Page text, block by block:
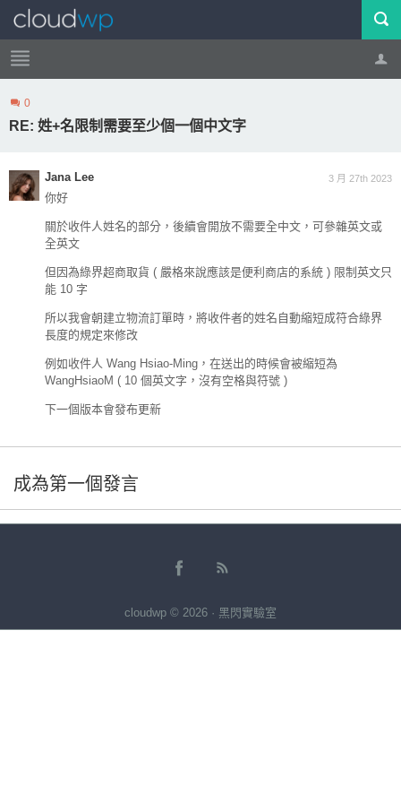
帳號 登出
0
RE: 姓+名限制需要至少個一個中文字
3 月 27th 2023
Jana Lee
你好
關於收件人姓名的部分，後續會開放不需要全中文，可參雜英文或
全英文
但因為綠界超商取貨 ( 嚴格來說應該是便利商店的系統 ) 限制英文只
能 10 字
所以我會朝建立物流訂單時，將收件者的姓名自動縮短成符合綠界
長度的規定來修改
例如收件人 Wang Hsiao-Ming，在送出的時候會被縮短為
WangHsiaoM ( 10 個英文字，沒有空格與符號 )
下一個版本會發布更新
成為第一個發言
cloudwp © 2026 · 黑閃實驗室